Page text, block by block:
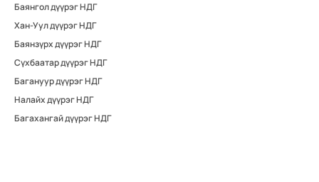
Баянгол дүүрэг НДГ
Хан-Уул дүүрэг НДГ
Баянзүрх дүүрэг НДГ
Сүхбаатар дүүрэг НДГ
Багануур дүүрэг НДГ
Налайх дүүрэг НДГ
Багахангай дүүрэг НДГ